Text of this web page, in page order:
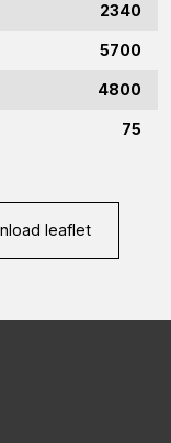
2340
5700
4800
75
leaflet